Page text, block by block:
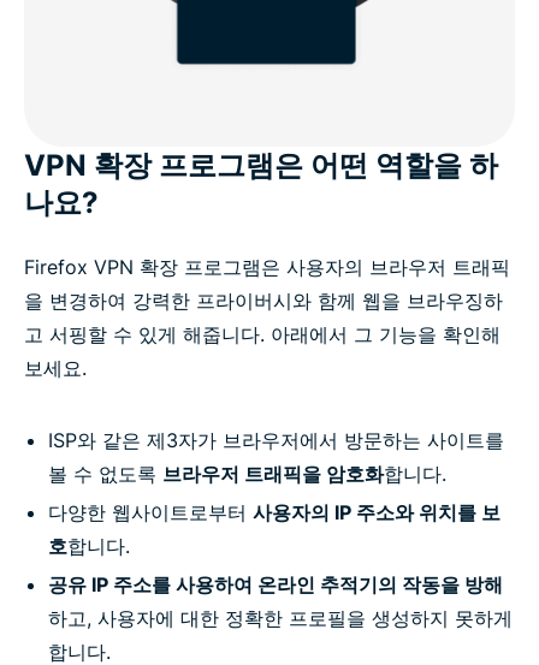
VPN 확장 프로그램은 어떤 역할을 하
나요?
Firefox VPN 확장 프로그램은 사용자의 브라우저 트래픽
을 변경하여 강력한 프라이버시와 함께 웹을 브라우징하
고 서핑할 수 있게 해줍니다. 아래에서 그 기능을 확인해
보세요.
ISP와 같은 제3자가 브라우저에서 방문하는 사이트를
볼 수 없도록 브라우저 트래픽을 암호화합니다.
다양한 웹사이트로부터 사용자의 IP 주소와 위치를 보
호합니다.
공유 IP 주소를 사용하여 온라인 추적기의 작동을 방해
하고, 사용자에 대한 정확한 프로필을 생성하지 못하게
합니다.